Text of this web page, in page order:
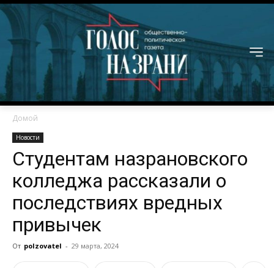
Домой
Новости
Студентам назрановского
колледжа рассказали о
последствиях вредных
привычек
От polzovatel - 29 марта, 2024